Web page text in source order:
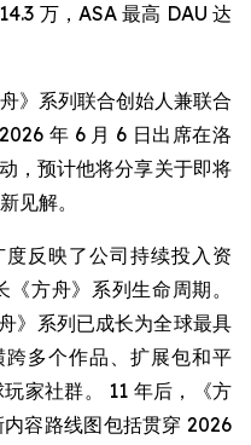
万，ASA 最高 DAU 达
》系列联合创始人兼联合
年 6 月 6 日出席在洛
，预计他将分享关于即将
见解。
反映了公司持续投入资
方舟》系列生命周期。
》系列已成长为全球最具
多个作品、扩展包和平
家社群。 11 年后，《方
容路线图包括贯穿 2026